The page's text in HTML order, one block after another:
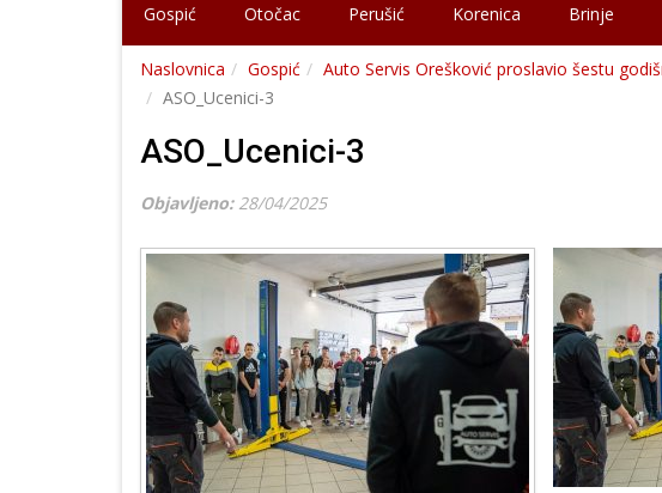
Gospić Otočac Perušić Korenica Brinje
Naslovnica Gospić
Auto Servis Orešković proslavio šestu
ASO_Ucenici-3
ASO_Ucenici-3
Objavljeno: 28/04/2025